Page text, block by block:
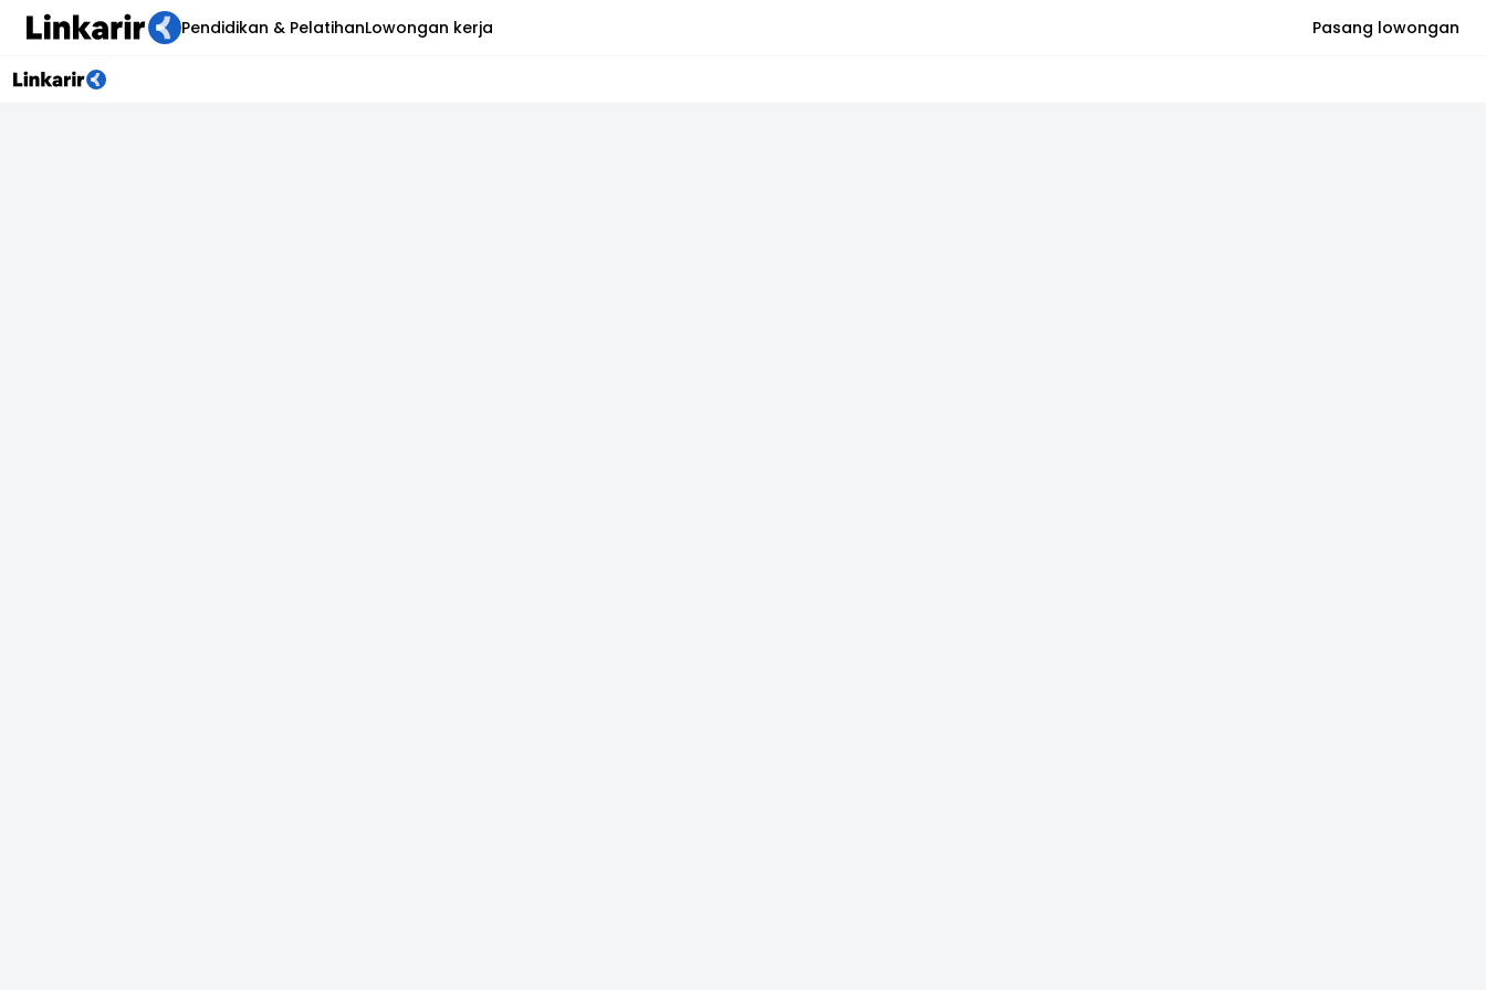
Pendidikan & PelatihanLowongan kerja Pasang lowongan